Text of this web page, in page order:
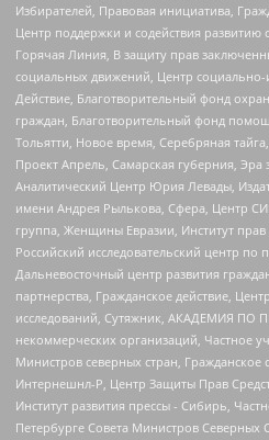
Избирателей, Правовая инициатива,
Центр поддержки и содействия развитию
Горячая Линия, В защиту прав
социальных движений, Центр
Действие, Благотворительный фонд
граждан, Благотворительный фонд
Тольятти, Новое время, Серебряная
Проект Апрель, Самарская губерния,
Аналитический Центр Юрия Левады,
имени Андрея Рылькова, Сфера, Центр
группа, Женщины Евразии, Институт
Российский исследовательский центр по
Дальневосточный центр развития
партнерства, Гражданское действие,
исследований, Сутяжник, АКАДЕМИЯ ПО
некоммерческих организаций, Частное
Министров северных стран, Гражданское
Интернешнл-Р, Центр Защиты Прав
Институт развития прессы - Сибирь,
Петербурге Совета Министров